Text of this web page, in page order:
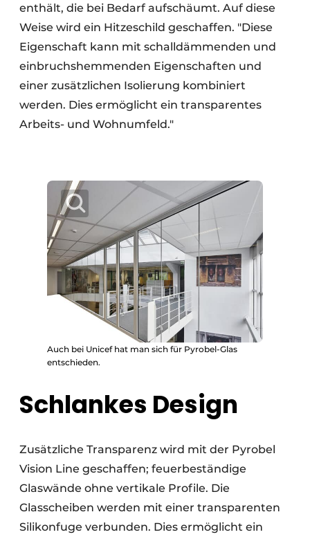
enthält, die bei Bedarf aufschäumt. Auf diese
Weise wird ein Hitzeschild geschaffen. "Diese
Eigenschaft kann mit schalldämmenden und
einbruchshemmenden Eigenschaften und
einer zusätzlichen Isolierung kombiniert
werden. Dies ermöglicht ein transparentes
Arbeits- und Wohnumfeld."
Auch bei Unicef hat man sich für Pyrobel-Glas
entschieden.
Schlankes Design
Zusätzliche Transparenz wird mit der Pyrobel
Vision Line geschaffen; feuerbeständige
Glaswände ohne vertikale Profile. Die
Glasscheiben werden mit einer transparenten
Silikonfuge verbunden. Dies ermöglicht ein